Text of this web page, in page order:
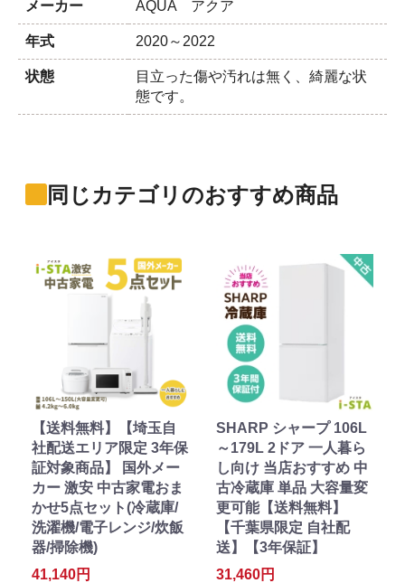
メーカー AQUA アクア
年式 2020～2022
状態
目立った傷や汚れは無く、綺麗な状
態です。
同じカテゴリのおすすめ商品
【送料無料】【埼玉自
社配送エリア限定 3年保
証対象商品】 国外メー
カー 激安 中古家電おま
かせ5点セット(冷蔵庫/
洗濯機/電子レンジ/炊飯
器/掃除機)
41,140円
SHARP シャープ 106L
～179L 2ドア 一人暮ら
し向け 当店おすすめ 中
古冷蔵庫 単品 大容量変
更可能【送料無料】
【千葉県限定 自社配
送】【3年保証】
31,460円